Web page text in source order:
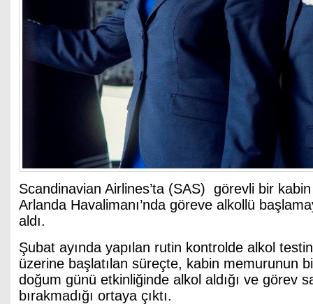
Scandinavian Airlines’ta (SAS) görevli bir
Arlanda Havalimanı’nda göreve alkollü
aldı.
Şubat ayında yapılan rutin kontrolde alkol
üzerine başlatılan süreçte, kabin memurunun
doğum günü etkinliğinde alkol aldığı ve görev
bırakmadığı ortaya çıktı.